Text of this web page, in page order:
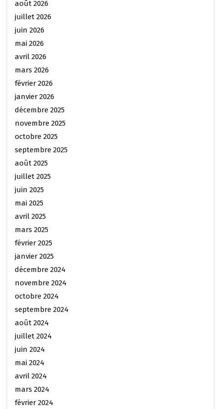
août 2026
juillet 2026
juin 2026
mai 2026
avril 2026
mars 2026
février 2026
janvier 2026
décembre 2025
novembre 2025
octobre 2025
septembre 2025
août 2025
juillet 2025
juin 2025
mai 2025
avril 2025
mars 2025
février 2025
janvier 2025
décembre 2024
novembre 2024
octobre 2024
septembre 2024
août 2024
juillet 2024
juin 2024
mai 2024
avril 2024
mars 2024
février 2024